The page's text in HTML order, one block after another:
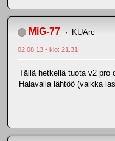
MiG-77 KUArc
02.08.13 - klo: 21.31
Tällä hetkellä tuota v2 pro
Halavalla lähtöö (vaikka